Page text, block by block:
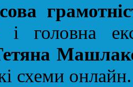
і головна
схеми онлайн.